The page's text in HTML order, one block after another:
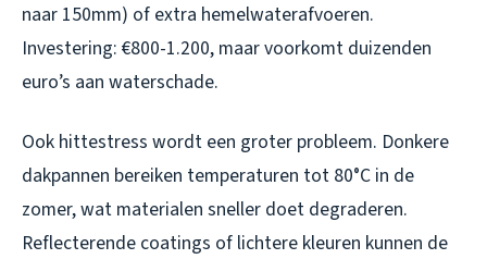
naar 150mm) of extra hemelwaterafvoeren.
Investering: €800-1.200, maar voorkomt duizenden
euro’s aan waterschade.
Ook hittestress wordt een groter probleem. Donkere
dakpannen bereiken temperaturen tot 80°C in de
zomer, wat materialen sneller doet degraderen.
Reflecterende coatings of lichtere kleuren kunnen de